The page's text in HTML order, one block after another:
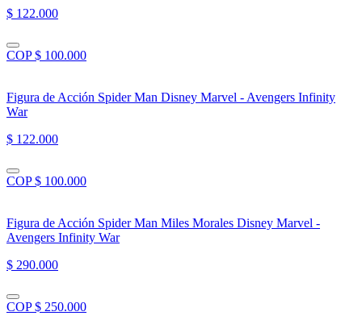
$ 122.000
COP $ 100.000
Figura de Acción Spider Man Disney Marvel - Avengers Infinity
War
$ 122.000
COP $ 100.000
Figura de Acción Spider Man Miles Morales Disney Marvel -
Avengers Infinity War
$ 290.000
COP $ 250.000